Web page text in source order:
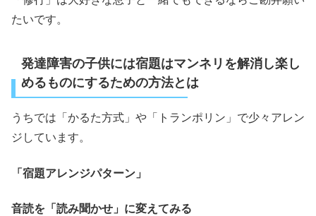
たいです。
発達障害の子供には宿題はマンネリを解消し楽し
めるものにするための方法とは
うちでは「かるた方式」や「トランポリン」で少々アレン
ジしています。
「宿題アレンジパターン」
音読を「読み聞かせ」に変えてみる